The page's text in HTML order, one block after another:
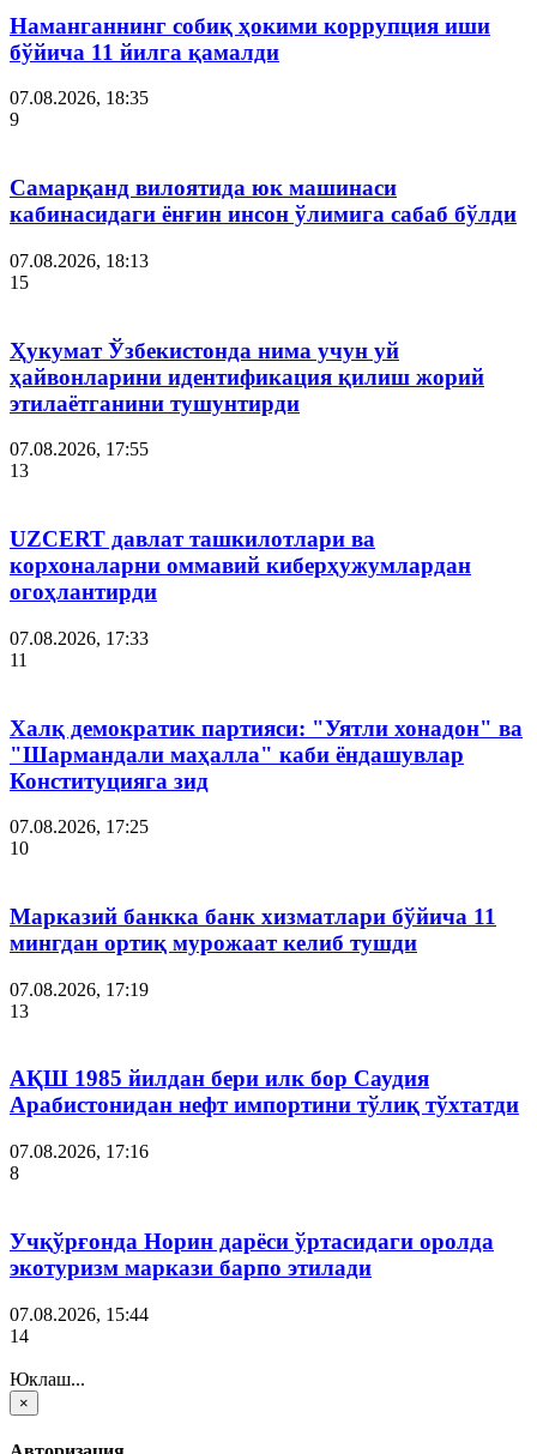
Наманганнинг собиқ ҳокими коррупция иши
бўйича 11 йилга қамалди
07.08.2026, 18:35
9
Самарқанд вилоятида юк машинаси
кабинасидаги ёнғин инсон ўлимига сабаб бўлди
07.08.2026, 18:13
15
Ҳукумат Ўзбекистонда нима учун уй
ҳайвонларини идентификация қилиш жорий
этилаётганини тушунтирди
07.08.2026, 17:55
13
UZCERT давлат ташкилотлари ва
корхоналарни оммавий киберҳужумлардан
огоҳлантирди
07.08.2026, 17:33
11
Халқ демократик партияси: "Уятли хонадон" ва
"Шармандали маҳалла" каби ёндашувлар
Конституцияга зид
07.08.2026, 17:25
10
Марказий банкка банк хизматлари бўйича 11
мингдан ортиқ мурожаат келиб тушди
07.08.2026, 17:19
13
АҚШ 1985 йилдан бери илк бор Саудия
Арабистонидан нефт импортини тўлиқ тўхтатди
07.08.2026, 17:16
8
Учқўрғонда Норин дарёси ўртасидаги оролда
экотуризм маркази барпо этилади
07.08.2026, 15:44
14
Юклаш...
×